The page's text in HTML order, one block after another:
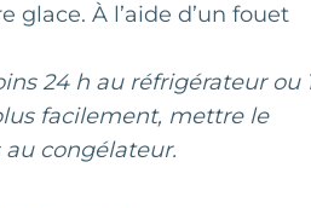
À l’aide d’un fouet
24 h au réfrigérateur ou
facilement, mettre le
congélateur.